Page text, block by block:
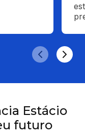
Estácio
futuro